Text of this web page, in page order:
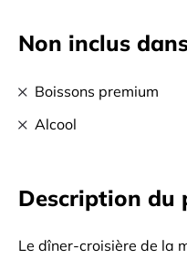
Non inclus
Boissons premium
Alcool
Description du
Le dîner-croisière de la